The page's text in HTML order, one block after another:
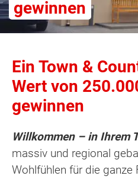
gewinnen
Ein Town &
Wert von
gewinnen
Willkommen – in Ihrem
massiv und regional
Wohlfühlen für die ganze